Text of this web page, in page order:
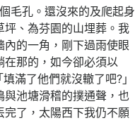
孔。還沒來的及爬起身
、為芬園的山埋葬。我
的一角，剛下過雨使眼
那的，如今卻必須以
滿了他們就沒轍了吧?」
池塘滑稽的撲通聲，也
了，太陽西下我仍不願